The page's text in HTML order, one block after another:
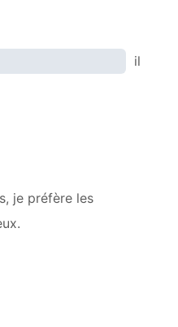
il
je préfère les